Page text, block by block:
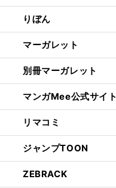
りぼん
マーガレット
別冊マーガレット
マンガMee公式サイト
リマコミ
ジャンプTOON
ZEBRACK